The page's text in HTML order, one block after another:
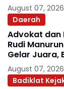
August 07, 2026
Daerah
Advokat dan
Rudi
Gelar Juara,
August 07, 2026
Badiklat